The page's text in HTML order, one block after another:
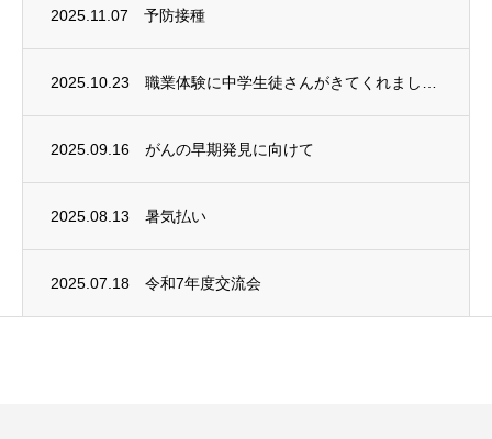
2025.11.07 予防接種
2025.10.23
2025.09.16 がんの早期発見に向けて
2025.08.13 暑気払い
2025.07.18 令和7年度交流会